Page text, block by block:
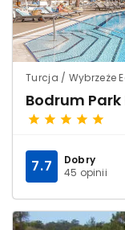
Turcja / Wybrzeże
Bodrum Park
Dobry
45 opinii
7.7